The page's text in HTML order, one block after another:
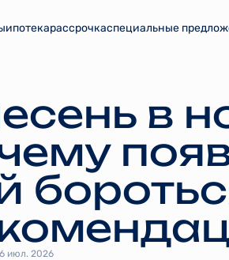
ипотекарассрочкаспециальные
в
июл. 2026